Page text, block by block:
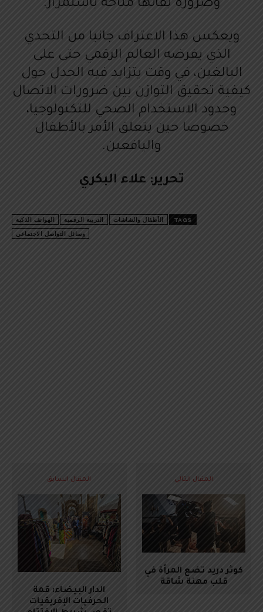
وضرورة بقائها متاحة باستمرار.
ويعكس هذا الاعتراف جانبا من التحدي
الذي يفرضه العالم الرقمي حتى على
البالغين، في وقت يتزايد فيه الجدل حول
كيفية تحقيق التوازن بين ضرورات الاتصال
وحدود الاستخدام الصحي للتكنولوجيا،
خصوصا حين يتعلق الأمر بالأطفال
واليافعين.
تحرير: علاء البكري
TAGS الأطفال والشاشات التربية الرقمية الهواتف الذكية
وسائل التواصل الاجتماعي
المقال السابق
الدار البيضاء: قمة
الحرفيات الإفريقيات
المقال التالي
كوثر دريد تضع المرأة في
قلب مهنة شاقة